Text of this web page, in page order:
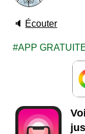
🔈 Écouter
APP